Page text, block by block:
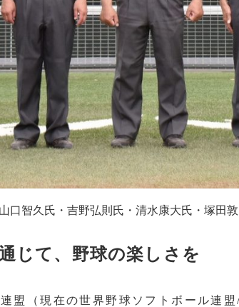
口智久氏・吉野弘則氏・清水康大氏・塚田
じて、野球の楽しさを
盟（現在の世界野球ソフトボール連